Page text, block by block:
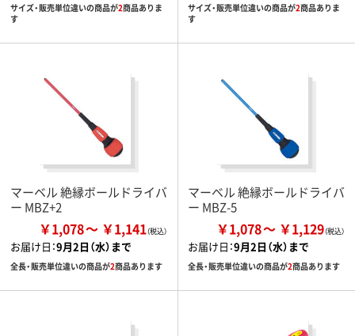
サイズ・販売単位違いの商品が2商品ありま
す
サイズ・販売単位違いの商品が2商品ありま
す
マーベル 絶縁ボールドライバ
ー MBZ+2
￥1,078 ￥1,141
お届け日：9月2日（水）まで
全長・販売単位違いの商品が2商品あります
マーベル 絶縁ボールドライバ
ー MBZ-5
￥1,078 ￥1,129
お届け日：9月2日（水）まで
全長・販売単位違いの商品が2商品あります